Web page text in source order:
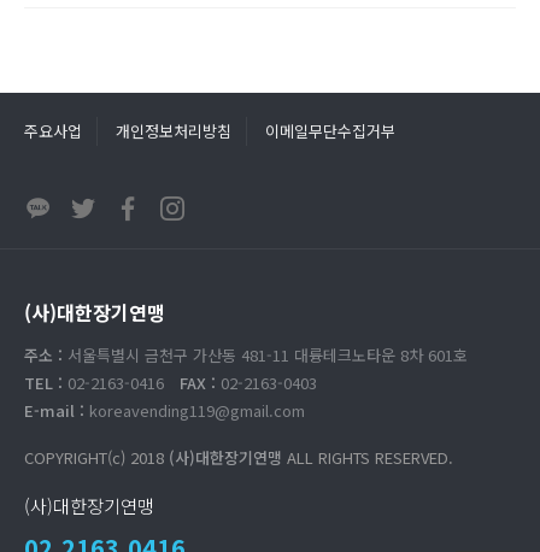
주요사업 개인정보처리방침 이메일무단수집거부
(사)대한장기연맹
주소 : 서울특별시 금천구 가산동 481-11 대륭테크노타운 8차 601호
TEL : 02-2163-0416 FAX : 02-2163-0403
E-mail : koreavending119@gmail.com
COPYRIGHT(c) 2018 (사)대한장기연맹 ALL RIGHTS RESERVED.
(사)대한장기연맹